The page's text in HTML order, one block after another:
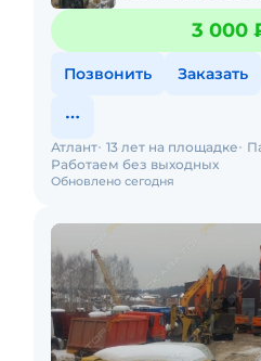
3 000
Позвонить Заказать
Обновлено сегодня
Атлант 13 лет на площадке
Работаем без выходных